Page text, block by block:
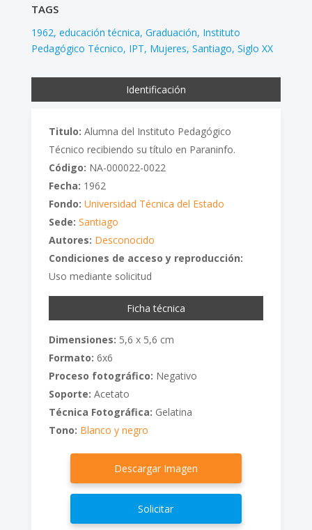
TAGS
1962 educación técnica Graduación Instituto
Pedagógico Técnico IPT Mujeres Santiago Siglo XX
Identificación
Titulo: Alumna del Instituto Pedagógico
Técnico recibiendo su título en Paraninfo.
Código: NA-000022-0022
Fecha: 1962
Fondo: Universidad Técnica del Estado
Sede: Santiago
Autores: Desconocido
Condiciones de acceso y reproducción:
Uso mediante solicitud
Ficha técnica
Dimensiones: 5,6 x 5,6 cm
Formato: 6x6
Proceso fotográfico: Negativo
Soporte: Acetato
Técnica Fotográfica: Gelatina
Tono: Blanco y negro
Descargar Imagen
Solicitar